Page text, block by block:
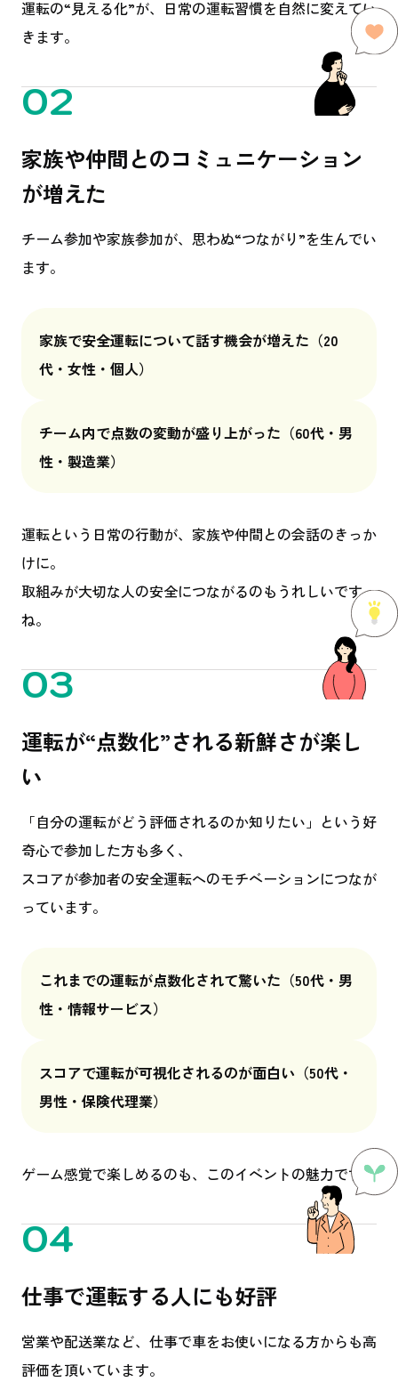
運転の“見える化”が、日常の運転習慣を自然に変えてい
きます。
02
家族や仲間とのコミュニケーション
が増えた
チーム参加や家族参加が、思わぬ“つながり”を生んでい
ます。
家族で安全運転について話す機会が増えた （20
代・女性・個人）
チーム内で点数の変動が盛り上がった （60代・男
性・製造業）
運転という日常の行動が、家族や仲間との会話のきっか
けに。
取組みが大切な人の安全につながるのもうれしいです
ね。
03
運転が“点数化”される新鮮さが楽し
い
「自分の運転がどう評価されるのか知りたい」という好
奇心で参加した方も多く、
スコアが参加者の安全運転へのモチベーションにつなが
っています。
これまでの運転が点数化されて驚いた （50代・男
性・情報サービス）
スコアで運転が可視化されるのが面白い （50代・
男性・保険代理業）
ゲーム感覚で楽しめるのも、このイベントの魅力です。
04
仕事で運転する人にも好評
営業や配送業など、仕事で車をお使いになる方からも高
評価を頂いています。